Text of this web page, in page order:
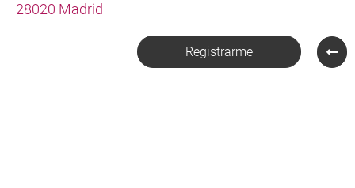
28020 Madrid
Registrarme